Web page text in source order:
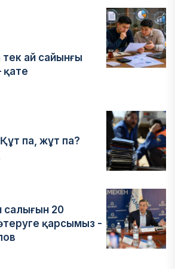
ай сайынғы
қате
па, жұт па?
салығын 20
қарсымыз -